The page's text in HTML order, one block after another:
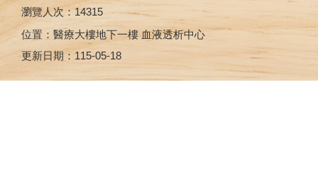
瀏覽人次：14315
位置：醫療大樓地下一樓 血液透析中心
更新日期： 115-05-18